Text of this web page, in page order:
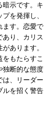
暗示です。キ
を発揮し、
ます。恋愛で
あり、カリス
あります。
もたらすこ
独断的な態度
は、リーダー
ルを招く警告